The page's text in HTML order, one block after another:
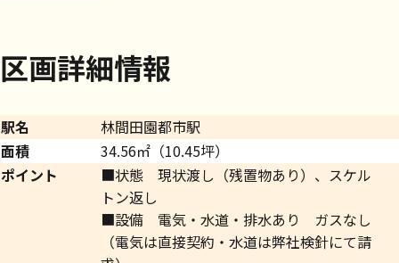
区画詳細情報
駅名
林間田園都市駅
面積
34.56㎡（10.45坪）
ポイント
■状態 現状渡し（残置物あり）、スケル
トン返し
■設備 電気・水道・排水あり ガスなし
（電気は直接契約・水道は弊社検針にて請